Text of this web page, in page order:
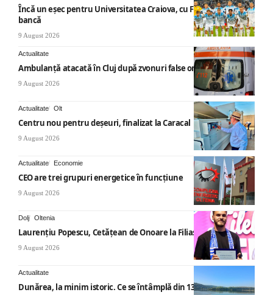
Încă un eșec pentru Universitatea Craiova, cu Filipe Coelho pe
bancă
9 August 2026
Actualitate
Ambulanță atacată în Cluj după zvonuri false online
9 August 2026
Actualitate Olt
Centru nou pentru deșeuri, finalizat la Caracal
9 August 2026
Actualitate Economie
CEO are trei grupuri energetice în funcțiune
9 August 2026
Dolj Oltenia
Laurențiu Popescu, Cetățean de Onoare la Filiași
9 August 2026
Actualitate
Dunărea, la minim istoric. Ce se întâmplă din 13 august